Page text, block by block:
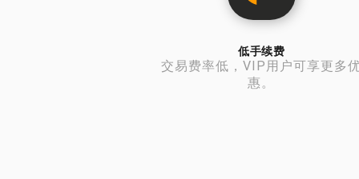
低手续费
交易费率低，VIP用户可享更多
惠。